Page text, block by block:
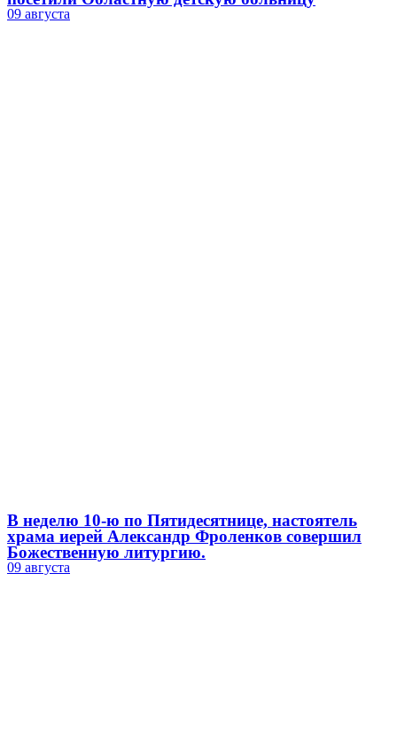
09 августа
В неделю 10-ю по Пятидесятнице, настоятель
храма иерей Александр Фроленков совершил
Божественную литургию.
09 августа